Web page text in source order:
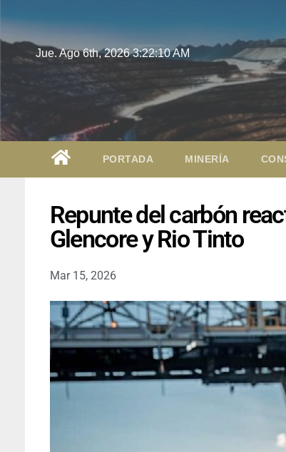
Jue. Ago 6th, 20263:22:11 AM
PORTADA MINERÍA
Repunte del carbón
Glencore y Rio Tinto
Mar 15, 2026